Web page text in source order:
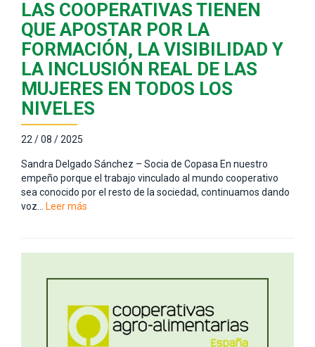
LAS COOPERATIVAS TIENEN
QUE APOSTAR POR LA
FORMACIÓN, LA VISIBILIDAD Y
LA INCLUSIÓN REAL DE LAS
MUJERES EN TODOS LOS
NIVELES
22 / 08 / 2025
Sandra Delgado Sánchez – Socia de Copasa En nuestro
empeño porque el trabajo vinculado al mundo cooperativo
sea conocido por el resto de la sociedad, continuamos dando
voz… Leer más